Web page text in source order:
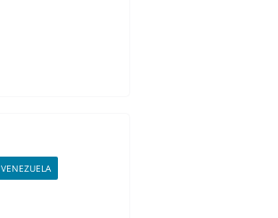
VENEZUELA